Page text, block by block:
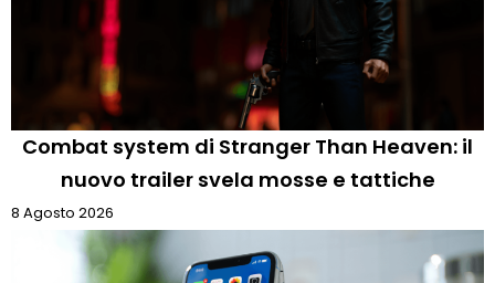
Combat system di Stranger Than Heaven: il
nuovo trailer svela mosse e tattiche
8 Agosto 2026